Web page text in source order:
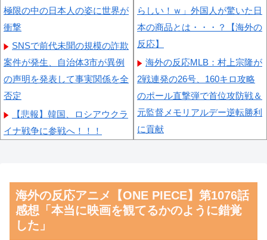
極限の中の日本人の姿に世界が
衝撃
SNSで前代未聞の規模の詐欺
案件が発生、自治体3市が異例
の声明を発表して事実関係を全
否定
【悲報】韓国、ロシアウクラ
イナ戦争に参戦へ！！！
メ」、増えすぎてフェミにバレ
るｗｗｗｗ
【朗報】齋藤飛鳥、前屈みで
完全に見えてる動画が拡散され
らしい！ｗ」外国人が驚いた日
本の商品とは・・・？【海外の
反応】
海外の反応MLB：村上宗隆が
2戦連発の26号、160キロ攻略
のポール直撃弾で首位攻防戦＆
元監督メモリアルデー逆転勝利
に貢献
に海外が大騒ぎ
外国人「親子丼という日本の
料理の直訳を知ってしまっ
海外の反応アニメ【ONE PIECE】第1076話
感想「本当に映画を観てるかのように錯覚
した」